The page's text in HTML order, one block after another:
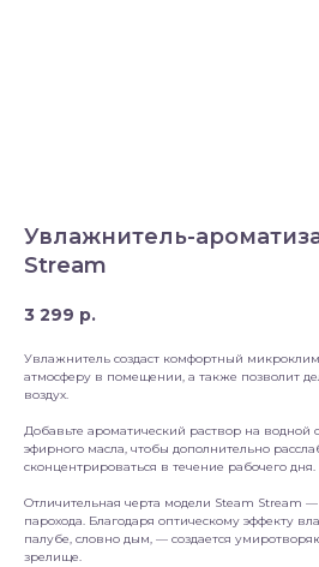
Увлажнитель-
Stream
3 299 р.
Увлажнитель создаст комфортный
атмосферу в помещении, а также позволит
воздух.
Добавьте ароматический раствор на водной
эфирного масла, чтобы дополнительно
сконцентрироваться в течение рабочего дня.
Отличительная черта модели Steam Stream
парохода. Благодаря оптическому эффекту
палубе, словно дым, — создается
зрелище.